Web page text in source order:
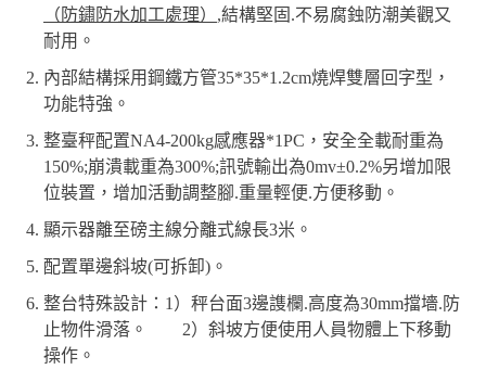
（防鏽防水加工處理） ,結構堅固.不易腐鉵防潮美觀又
耐用。
內部結構採用鋼鐵方管35*35*1.2cm燒焊雙層回字型，
功能特強。
整臺秤配置NA4-200kg感應器*1PC，安全全載耐重為
150%;崩潰載重為300%;訊號輸出為0mv±0.2%另增加限
位裝置，增加活動調整腳.重量輕便.方便移動。
顯示器離至磅主線分離式線長3米。
配置單邊斜坡(可拆卸)。
整台特殊設計：1）秤台面3邊謢欄.高度為30mm擋墻.防
止物件滑落。 2）斜坡方便使用人員物體上下移動
操作。